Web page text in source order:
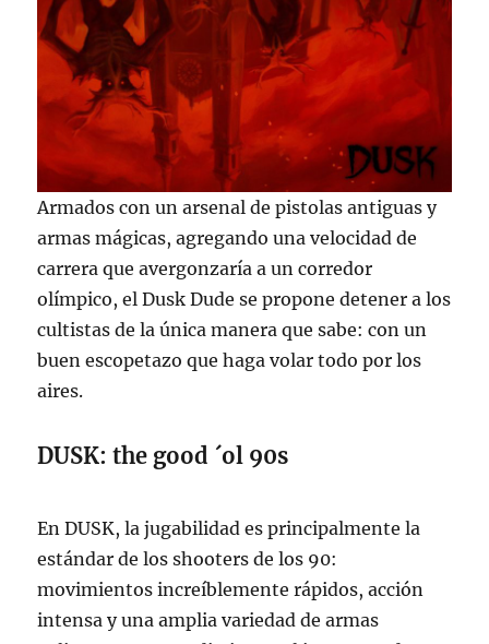
Armados con un arsenal de pistolas antiguas y
armas mágicas, agregando una velocidad de
carrera que avergonzaría a un corredor
olímpico, el Dusk Dude se propone detener a los
cultistas de la única manera que sabe: con un
buen escopetazo que haga volar todo por los
aires.
DUSK: the good ´ol 90s
En DUSK, la jugabilidad es principalmente la
estándar de los shooters de los 90:
movimientos increíblemente rápidos, acción
intensa y una amplia variedad de armas